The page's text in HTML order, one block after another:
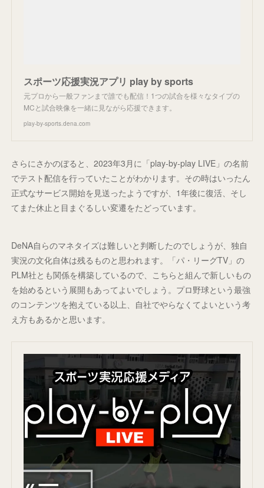
スポーツ応援実況アプリ play by sports
元プロから一般ファンまで誰でも配信！1つの試合を様々なタイプの
MCと試合映像を一緒に見ながら応援できます。
play-by-sports.dena.com
さらにさかのぼると、2023年3月に「play-by-play LIVE」の名前
でテスト配信を行っていたことがわかります。その時はいったん
正式なサービス開始を見送ったようですが、1年後に復活、そし
てまた休止と目まぐるしい変遷をたどっています。
DeNA自らのマネタイズは難しいと判断したのでしょうが、独自
実況の文化自体は残るものと思われます。「パ・リーグTV」の
PLM社とも関係を構築しているので、こちらと組んで新しいもの
を始めるという展開もあってよいでしょう。プロ野球という最強
のコンテンツを抱えている以上、自社でやらなくてよいという考
え方もあるかと思います。